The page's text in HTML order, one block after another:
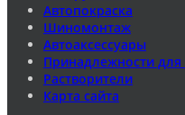
Автопокраска
Шиномонтаж
Автоаксессуары
Принадлежности для
Растворители
Карта сайта